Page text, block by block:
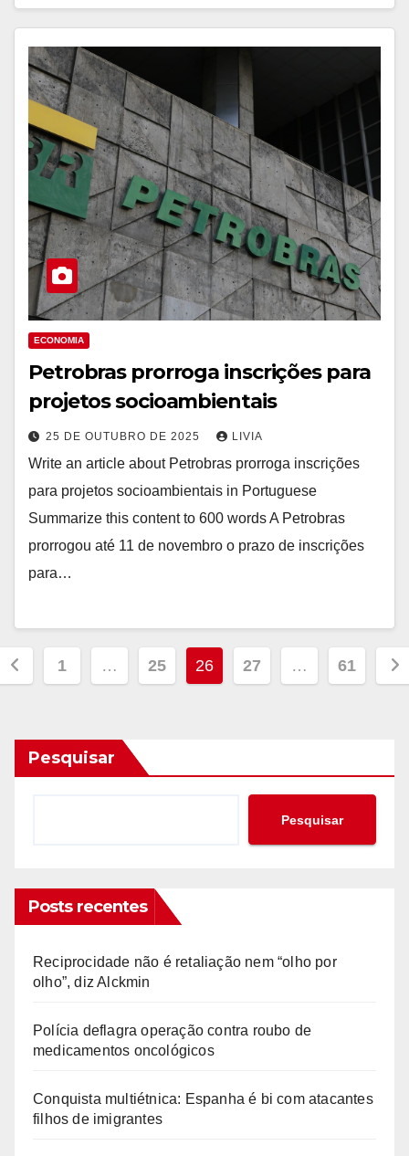
ECONOMIA
Petrobras prorroga inscrições para
projetos socioambientais
25 DE OUTUBRO DE 2025 LIVIA
Write an article about Petrobras prorroga inscrições
para projetos socioambientais in Portuguese
Summarize this content to 600 words A Petrobras
prorrogou até 11 de novembro o prazo de inscrições
para…
1 … 25 26 27 … 61
Pesquisar
Pesquisar
Posts recentes
Reciprocidade não é retaliação nem “olho por
olho”, diz Alckmin
Polícia deflagra operação contra roubo de
medicamentos oncológicos
Conquista multiétnica: Espanha é bi com atacantes
filhos de imigrantes